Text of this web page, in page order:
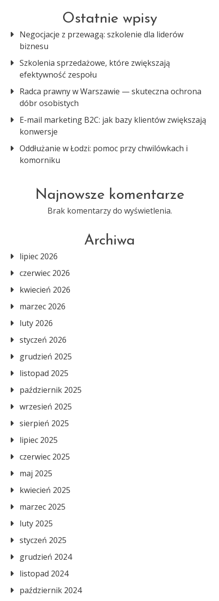
Ostatnie wpisy
Negocjacje z przewagą: szkolenie dla liderów
biznesu
Szkolenia sprzedażowe, które zwiększają
efektywność zespołu
Radca prawny w Warszawie — skuteczna ochrona
dóbr osobistych
E-mail marketing B2C: jak bazy klientów zwiększają
konwersje
Oddłużanie w Łodzi: pomoc przy chwilówkach i
komorniku
Najnowsze komentarze
Brak komentarzy do wyświetlenia.
Archiwa
lipiec 2026
czerwiec 2026
kwiecień 2026
marzec 2026
luty 2026
styczeń 2026
grudzień 2025
listopad 2025
październik 2025
wrzesień 2025
sierpień 2025
lipiec 2025
czerwiec 2025
maj 2025
kwiecień 2025
marzec 2025
luty 2025
styczeń 2025
grudzień 2024
listopad 2024
październik 2024